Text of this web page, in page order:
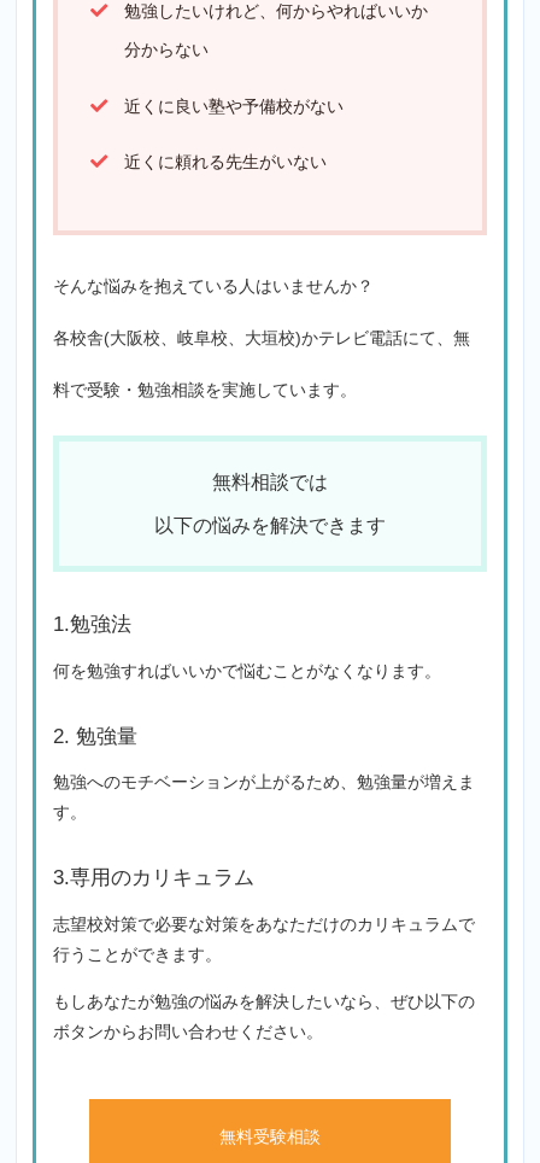
勉強したいけれど、何からやればいいか
分からない
近くに良い塾や予備校がない
近くに頼れる先生がいない
そんな悩みを抱えている人はいませんか？
各校舎(大阪校、岐阜校、大垣校)かテレビ電話にて、無
料で受験・勉強相談を実施しています。
無料相談では
以下の悩みを解決できます
1.勉強法
何を勉強すればいいかで悩むことがなくなります。
2. 勉強量
勉強へのモチベーションが上がるため、勉強量が増えま
す。
3.専用のカリキュラム
志望校対策で必要な対策をあなただけのカリキュラムで
行うことができます。
もしあなたが勉強の悩みを解決したいなら、ぜひ以下の
ボタンからお問い合わせください。
無料受験相談